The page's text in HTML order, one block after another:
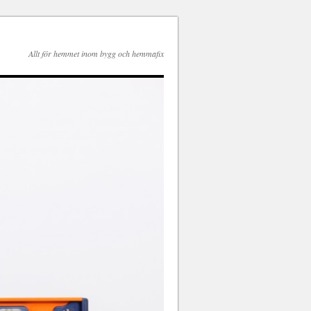
Allt för hemmet inom bygg och hemmafix